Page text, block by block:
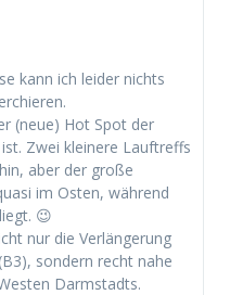
kann ich leider nichts
(neue) Hot Spot der
Zwei kleinere Lauftreffs
aber der große
im Osten, während
😉
nur die Verlängerung
sondern recht nahe
Darmstadts.